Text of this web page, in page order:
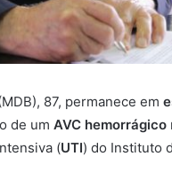
87, permanece em
de um AVC hemorrágico
(UTI) do Instituto